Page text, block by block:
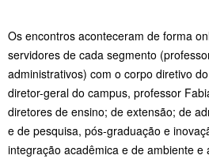
Os encontros aconteceram de forma
servidores de cada segmento
administrativos) com o corpo diretivo
diretor-geral do campus, professor
diretores de ensino; de extensão; de
e de pesquisa, pós-graduação e
integração acadêmica e de ambiente e